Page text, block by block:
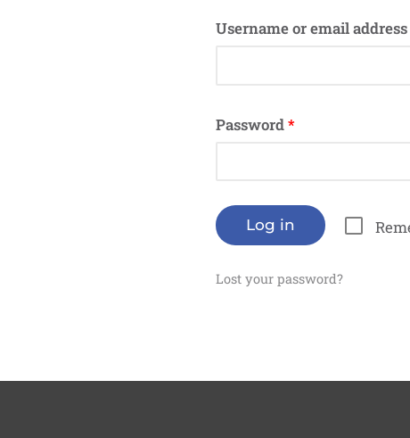
Username or email address
Password*
Log in
Lost your password?